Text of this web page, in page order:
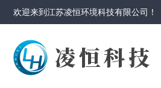
欢迎来到江苏凌恒环境科技有限公司 ！